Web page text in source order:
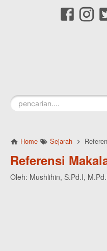
Home Sejarah
Referensi
Oleh: Mushlihin, S.Pd.I,